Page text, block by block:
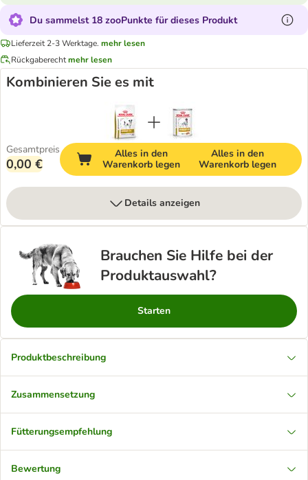
Du sammelst 18 zooPunkte für dieses Produkt
Lieferzeit 2-3 Werktage. mehr lesen
Rückgaberechtmehr lesen
Kombinieren Sie es mit
Gesamtpreis
0,00 €
Alles in den
Warenkorb legen
Alles in den
Warenkorb legen
Details anzeigen
Brauchen Sie Hilfe bei der
Produktauswahl?
Starten
Produktbeschreibung
Zusammensetzung
Fütterungsempfehlung
Bewertung